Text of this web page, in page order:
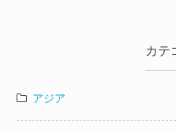
カテ
アジア